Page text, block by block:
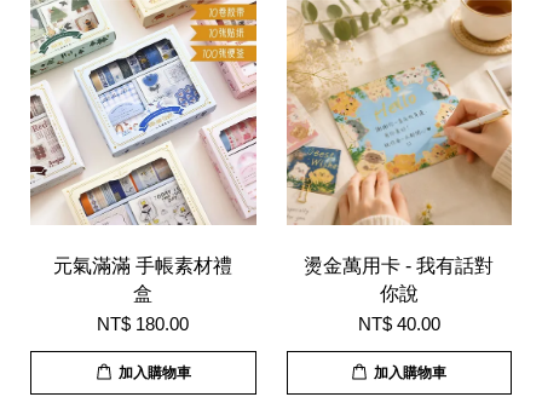
元氣滿滿 手帳素材禮
盒
NT$ 180.00
加入購物車
燙金萬用卡 - 我有話對
你說
NT$ 40.00
加入購物車